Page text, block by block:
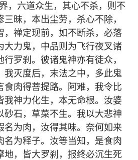
六道众生，其心不杀，则不
昧，本出尘劳，杀心不除，
，禅定现前，如不断杀，必落
大力鬼，中品则为飞行夜叉诸
罗刹。彼诸鬼神亦有徒众，
我灭度后，末法之中，多此鬼
食肉得菩提路。阿难，我令比
我神力化生，本无命根。汝婆
砂石，草菜不生。我以大悲神
名为肉，汝得其味。奈何如来
名为释子。汝等当知，是食肉
地，皆大罗刹，报终必沉生死